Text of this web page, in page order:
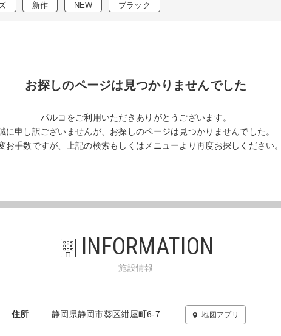
新作 NEW ブラック
お探しのページは見つかりませんでした
パルコをご利用いただきありがとうございます。
に申し訳ございませんが、お探しのページは見つかりませんでした。
お手数ですが、上記の検索もしくはメニューより再度お探しください。
INFORMATION
施設情報
住所 静岡県静岡市葵区紺屋町6-7 地図アプリ